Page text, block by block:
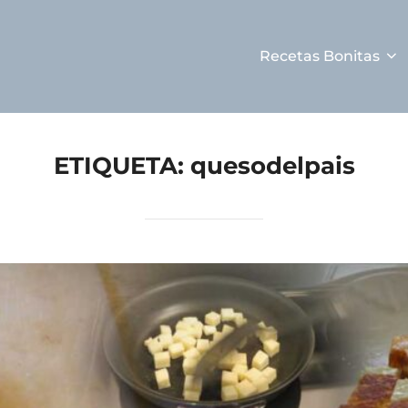
Recetas Bonitas
ETIQUETA: quesodelpais